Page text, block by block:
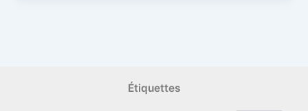
Étiquettes